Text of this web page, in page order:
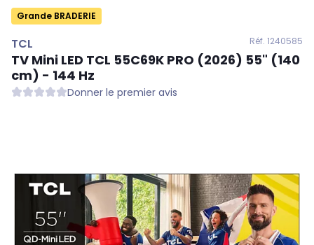
Grande BRADERIE
TCL Réf. 1240585
TV Mini LED TCL 55C69K PRO (2026) 55" (140
cm) - 144 Hz
Donner le premier avis